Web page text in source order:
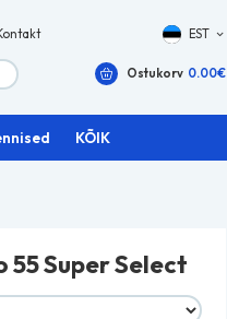
EST
Ostukorv 0.00€
KÕIK
55 Super Select